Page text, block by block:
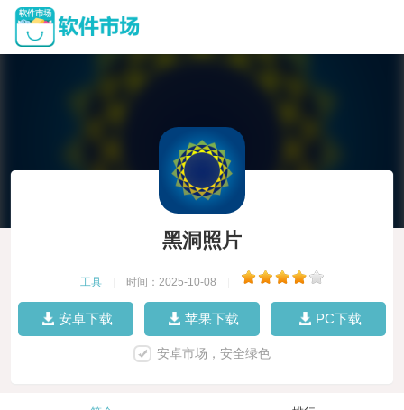
黑洞照片
工具 时间：2025-10-08
安卓下载 苹果下载 PC下载
安卓市场，安全绿色